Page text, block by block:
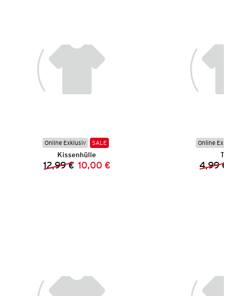
Online Exklusiv SALE
Kissenhülle
Vorheriger Preis:
12,99 € Neuer Preis:
10,00 €
Online
4,99 €